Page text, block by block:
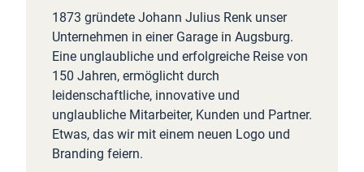
1873 gründete Johann Julius Renk unser
Unternehmen in einer Garage in Augsburg.
Eine unglaubliche und erfolgreiche Reise von
150 Jahren, ermöglicht durch
leidenschaftliche, innovative und
unglaubliche Mitarbeiter, Kunden und Partner.
Etwas, das wir mit einem neuen Logo und
Branding feiern.